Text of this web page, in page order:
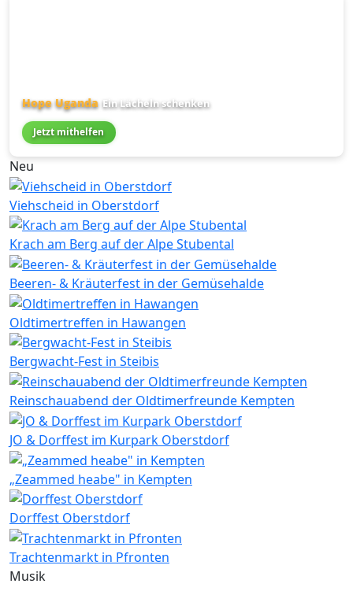
Hope Uganda Ein Lächeln schenken
Jetzt mithelfen
Neu
Viehscheid in Oberstdorf
Krach am Berg auf der Alpe Stubental
Beeren- & Kräuterfest in der Gemüsehalde
Oldtimertreffen in Hawangen
Bergwacht-Fest in Steibis
Reinschauabend der Oldtimerfreunde Kempten
JO & Dorffest im Kurpark Oberstdorf
„Zeammed heabe" in Kempten
Dorffest Oberstdorf
Trachtenmarkt in Pfronten
Musik